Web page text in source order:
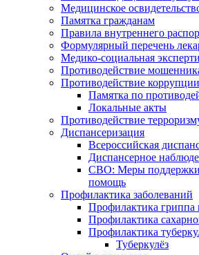
Медицинское
Памятка гражданам
Правила внутреннего
Формулярный перечень
Медико-социальная
Противодействие
Противодействие коррупции
Памятка по
Локальные акты
Противодействие
Диспансеризация
Всероссийская
Диспансерное
СВО: Меры поддержки
помощь
Профилактика заболеваний
Профилактика
Профилактика
Профилактика
Туберкулёз